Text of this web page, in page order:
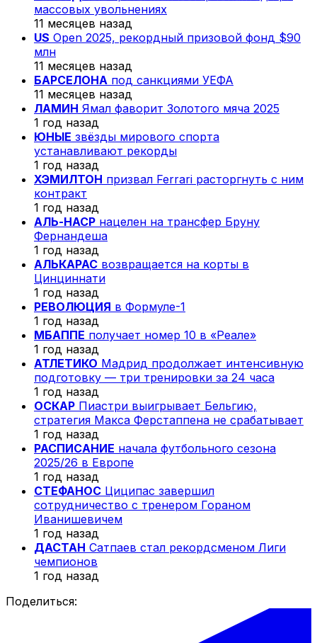
массовых увольнениях
11 месяцев назад
US Open 2025, рекордный призовой фонд $90
млн
11 месяцев назад
БАРСЕЛОНА под санкциями УЕФА
11 месяцев назад
ЛАМИН Ямал фаворит Золотого мяча 2025
1 год назад
ЮНЫЕ звёзды мирового спорта
устанавливают рекорды
1 год назад
ХЭМИЛТОН призвал Ferrari расторгнуть с ним
контракт
1 год назад
АЛЬ-НАСР нацелен на трансфер Бруну
Фернандеша
1 год назад
АЛЬКАРАС возвращается на корты в
Цинциннати
1 год назад
РЕВОЛЮЦИЯ в Формуле-1
1 год назад
МБАППЕ получает номер 10 в «Реале»
1 год назад
АТЛЕТИКО Мадрид продолжает интенсивную
подготовку — три тренировки за 24 часа
1 год назад
ОСКАР Пиастри выигрывает Бельгию,
стратегия Макса Ферстаппена не срабатывает
1 год назад
РАСПИСАНИЕ начала футбольного сезона
2025/26 в Европе
1 год назад
СТЕФАНОС Циципас завершил
сотрудничество с тренером Гораном
Иванишевичем
1 год назад
ДАСТАН Сатпаев стал рекордсменом Лиги
чемпионов
1 год назад
Поделиться: